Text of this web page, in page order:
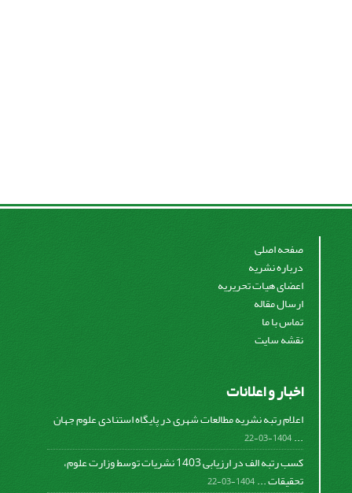
صفحه اصلی
درباره نشریه
اعضای هیات تحریریه
ارسال مقاله
تماس با ما
نقشه سایت
اخبار و اعلانات
اعلام رتبه نشریه مطالعات شهری در پایگاه استنادی علوم جهان
...
1404-03-22
کسب رتبه الف در ارزیابی 1403 نشریات توسط وزارت علوم،
تحقیقات ...1404-03-22